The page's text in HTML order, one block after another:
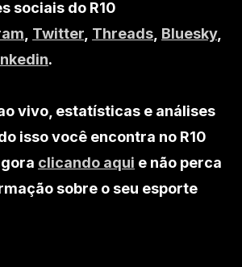
sociais do R10
, Twitter, Threads, Bluesky,
.
vivo, estatísticas e análises
isso você encontra no R10
clicando aqui e não perca
sobre o seu esporte